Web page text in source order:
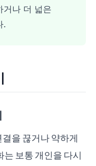
거나 더 넓은
.
을 끊거나 약하게
는 보통 개인을 다시